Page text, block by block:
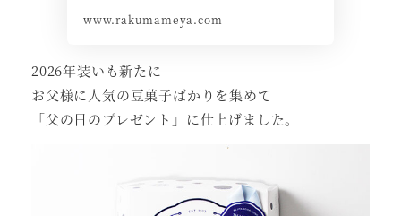
www.rakumameya.com
2026年装いも新たに
お父様に人気の豆菓子ばかりを集めて
「父の日のプレゼント」に仕上げました。